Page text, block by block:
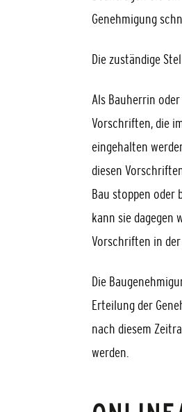
Genehmigung
Die zuständige
Als Bauherrin
Vorschriften, die
eingehalten
diesen
Bau stoppen oder
kann sie dagegen
Vorschriften in der
Die
Erteilung der
nach diesem
werden.